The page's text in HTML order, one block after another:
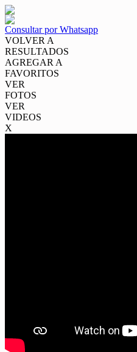
Consultar por Whatsapp
VOLVER A
RESULTADOS
AGREGAR A
FAVORITOS
VER
FOTOS
VER
VIDEOS
X